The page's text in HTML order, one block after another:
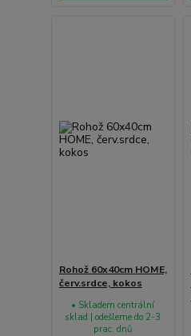
Rohož 60x40cm HOME,
červ.srdce, kokos
• Skladem centrální
sklad | odešleme do 2-3
prac. dnů